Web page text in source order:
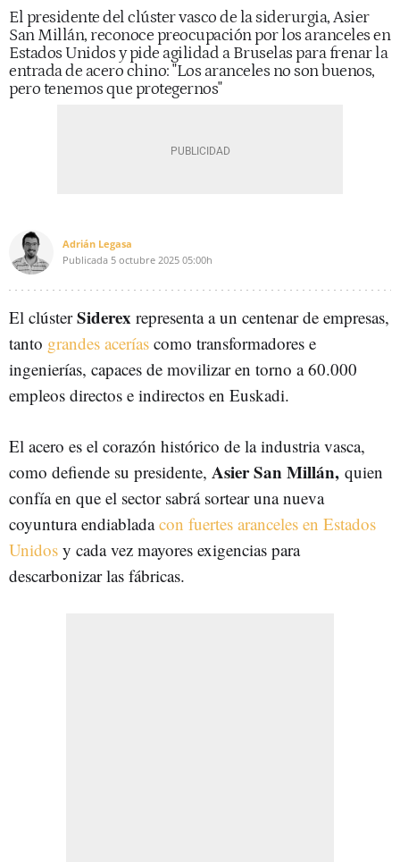
El presidente del clúster vasco de la siderurgia, Asier
San Millán, reconoce preocupación por los aranceles en
Estados Unidos y pide agilidad a Bruselas para frenar la
entrada de acero chino: "Los aranceles no son buenos,
pero tenemos que protegernos"
Adrián Legasa
Publicada 5 octubre 2025 05:00h
El clústerSiderex representa a un centenar de empresas,
tanto grandes acerías como transformadores e
ingenierías, capaces de movilizar en torno a 60.000
empleos directos e indirectos en Euskadi.
El acero es el corazón histórico de la industria vasca,
como defiende su presidente, Asier San Millán, quien
confía en que el sector sabrá sortear una nueva
coyuntura endiabladacon fuertes aranceles en Estados
Unidos y cada vez mayores exigencias para
descarbonizar las fábricas.